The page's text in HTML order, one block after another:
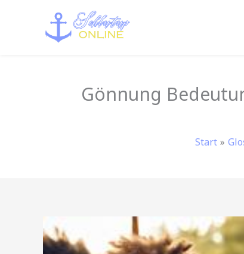
Gönnung
Start